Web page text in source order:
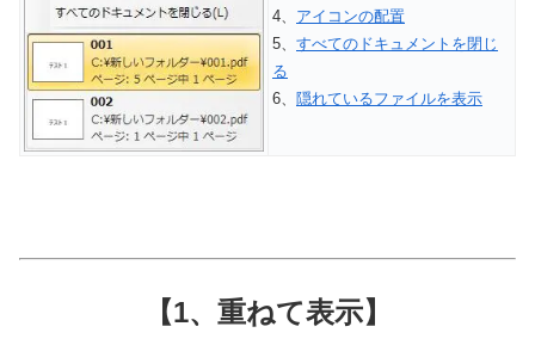
4、 アイコンの配置
5、 すべてのドキュメントを閉じ
る
6、 隠れているファイルを表示
【1、重ねて表示】